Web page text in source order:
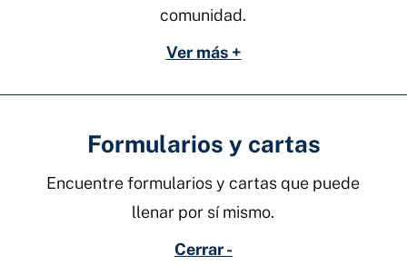
comunidad.
Ver más +
Formularios y cartas
Encuentre formularios y cartas que puede
llenar por sí mismo.
Cerrar -